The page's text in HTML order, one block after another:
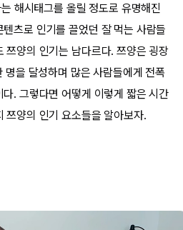
해시태그를 올릴 정도로 유명해진
츠로 인기를 끌었던 잘 먹는 사람들
쯔양의 인기는 남다르다. 쯔양은 굉장
을 달성하며 많은 사람들에게 전폭
. 그렇다면 어떻게 이렇게 짧은 시간
쯔양의 인기 요소들을 알아보자.